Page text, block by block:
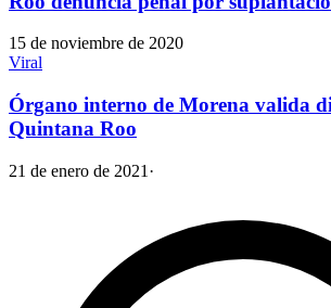
15 de noviembre de 2020
Viral
Órgano interno de Morena valida
Quintana Roo
21 de enero de 2021 ·